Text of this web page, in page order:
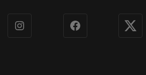
Instagram Facebook X